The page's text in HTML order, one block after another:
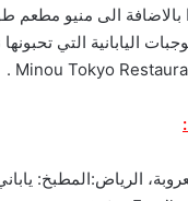
بالاضافة الى منيو مطعم
اليابانية التي
الرياض:المطبخ: